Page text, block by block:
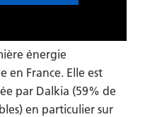
énergie
en France. Elle est
par Dalkia (59% de
en particulier sur